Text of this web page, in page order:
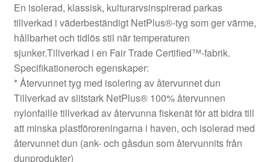
En isolerad, klassisk, kulturarvsinspirerad parkas
tillverkad i väderbeständigt NetPlus®-tyg som ger värme,
hållbarhet och tidlös stil när temperaturen
sjunker.Tillverkad i en Fair Trade Certified™-fabrik.
Specifikationeroch egenskaper:
* Återvunnet tyg med isolering av återvunnet dun
Tillverkad av slitstark NetPlus® 100% återvunnen
nylonfaille tillverkad av återvunna fiskenät för att bidra till
att minska plastföroreningarna i haven, och isolerad med
återvunnet dun (ank- och gåsdun som återvunnits från
dunprodukter)